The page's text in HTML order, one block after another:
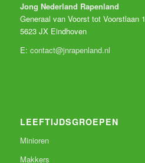
Jong Nederland Rapenland
Generaal van Voorst tot Voorstlaan 1
5623 JX Eindhoven
E: contact@jnrapenland.nl
LEEFTIJDSGROEPEN
Minioren
Makkers